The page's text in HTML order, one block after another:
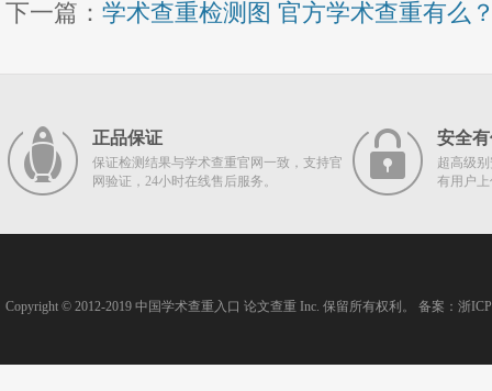
下一篇： 学术查重检测图 官方学术查重有么
正品保证
保证检测结果与学术查重官网一致，支持官
网验证，24小时在线售后服务。
安全
超高级
有用户
Copyright © 2012-2019 中国学术查重入口 论文查重 Inc. 保留所有权利。 备案： 浙